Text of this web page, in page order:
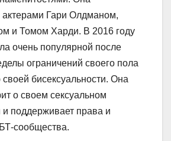
актерами Гари Олдманом,
и Томом Харди. В 2016 году
очень популярной после
ограничений своего пола
бисексуальности. Она
о своем сексуальном
и поддерживает права и
сообщества.